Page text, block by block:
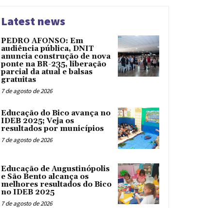
Latest news
PEDRO AFONSO: Em
audiência pública, DNIT
anuncia construção de nova
ponte na BR-235, liberação
parcial da atual e balsas
gratuitas
7 de agosto de 2026
Educação do Bico avança no
IDEB 2025; Veja os
resultados por municípios
7 de agosto de 2026
Educação de Augustinópolis
e São Bento alcança os
melhores resultados do Bico
no IDEB 2025
7 de agosto de 2026